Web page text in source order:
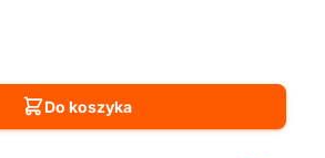
Do koszyka